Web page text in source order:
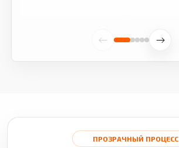
ПРОЗРАЧНЫЙ ПРОЦЕСС